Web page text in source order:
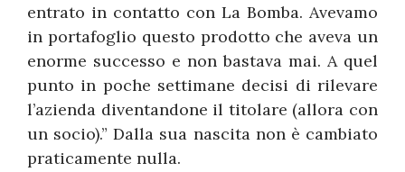
entrato in contatto con La Bomba. Avevamo
in portafoglio questo prodotto che aveva un
enorme successo e non bastava mai. A quel
punto in poche settimane decisi di rilevare
l’azienda diventandone il titolare (allora con
un socio).” Dalla sua nascita non è cambiato
praticamente nulla.